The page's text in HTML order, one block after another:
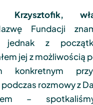
Krzysztofik,
Fundacji
jednak z
jej z możliwością
rozmowy z
–